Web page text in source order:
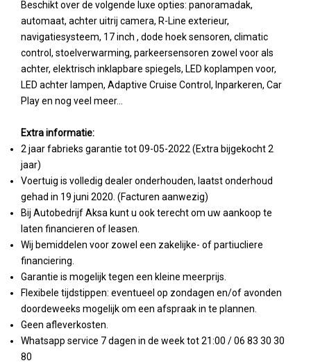
Beschikt over de volgende luxe opties: panoramadak,
automaat, achter uitrij camera, R-Line exterieur,
navigatiesysteem, 17 inch , dode hoek sensoren, climatic
control, stoelverwarming, parkeersensoren zowel voor als
achter, elektrisch inklapbare spiegels, LED koplampen voor,
LED achter lampen, Adaptive Cruise Control, Inparkeren, Car
Play en nog veel meer...
Extra informatie:
2 jaar fabrieks garantie tot 09-05-2022 (Extra bijgekocht 2
jaar)
Voertuig is volledig dealer onderhouden, laatst onderhoud
gehad in 19 juni 2020. (Facturen aanwezig)
Bij Autobedrijf Aksa kunt u ook terecht om uw aankoop te
laten financieren of leasen.
Wij bemiddelen voor zowel een zakelijke- of partiucliere
financiering.
Garantie is mogelijk tegen een kleine meerprijs.
Flexibele tijdstippen: eventueel op zondagen en/of avonden
doordeweeks mogelijk om een afspraak in te plannen.
Geen afleverkosten.
Whatsapp service 7 dagen in de week tot 21:00 / 06 83 30 30
80